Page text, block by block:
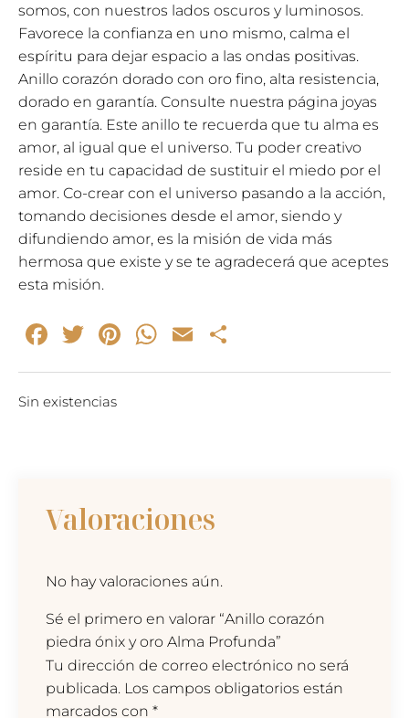
era:
59,00€.
es:
35,00€.
somos, con nuestros lados oscuros y luminosos.
Favorece la confianza en uno mismo, calma el
espíritu para dejar espacio a las ondas positivas.
Anillo corazón dorado con oro fino, alta resistencia,
dorado en garantía. Consulte nuestra página joyas
en garantía. Este anillo te recuerda que tu alma es
amor, al igual que el universo. Tu poder creativo
reside en tu capacidad de sustituir el miedo por el
amor. Co-crear con el universo pasando a la acción,
tomando decisiones desde el amor, siendo y
difundiendo amor, es la misión de vida más
hermosa que existe y se te agradecerá que aceptes
esta misión.
Facebook
Twitter
Pinterest
WhatsApp
Email
Sin existencias
Valoraciones
No hay valoraciones aún.
Sé el primero en valorar “Anillo corazón
piedra ónix y oro Alma Profunda”
Tu dirección de correo electrónico no será
publicada. Los campos obligatorios están
marcados con *